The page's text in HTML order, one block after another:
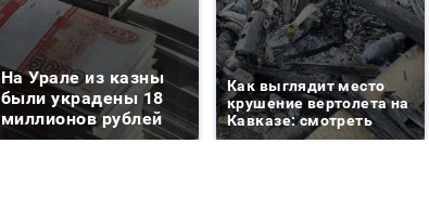
На Урале из казны
были украдены 18
миллионов рублей
Как выглядит место
крушение вертолета на
Кавказе: смотреть